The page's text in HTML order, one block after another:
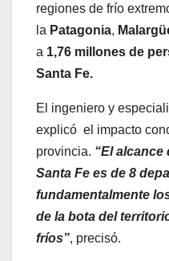
regiones de frío
la Patagonia,
a 1,76 millones de
Santa Fe.
El ingeniero y
explicó el impacto
provincia. “El alcance
Santa Fe es de 8
fundamentalmente
de la bota del
fríos”, precisó.